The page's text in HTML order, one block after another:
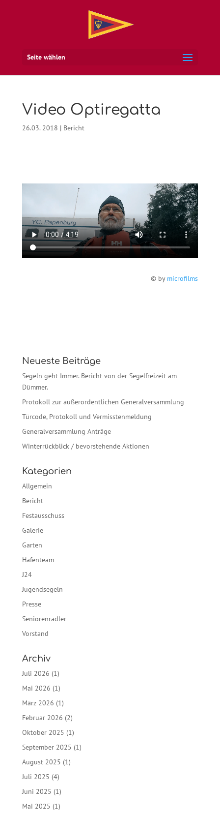
Seite wählen
Video Optiregatta
26.03. 2018 | Bericht
© by microfilms
Neueste Beiträge
Segeln geht Immer. Bericht von der Segelfreizeit am
Dümmer.
Protokoll zur außerordentlichen Generalversammlung
Türcode, Protokoll und Vermisstenmeldung
Generalversammlung Anträge
Winterrückblick / bevorstehende Aktionen
Kategorien
Allgemein
Bericht
Festausschuss
Galerie
Garten
Hafenteam
J24
Jugendsegeln
Presse
Seniorenradler
Vorstand
Archiv
Juli 2026 (1)
Mai 2026 (1)
März 2026 (1)
Februar 2026 (2)
Oktober 2025 (1)
September 2025 (1)
August 2025 (1)
Juli 2025 (4)
Juni 2025 (1)
Mai 2025 (1)